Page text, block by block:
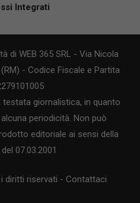
Integrati
di WEB 365 SRL - Via Nicola
- Codice Fiscale e Partita
giornalistica, in quanto
periodicità. Non può
editoriale ai sensi della
07.03.2001
diritti riservati - Contattaci